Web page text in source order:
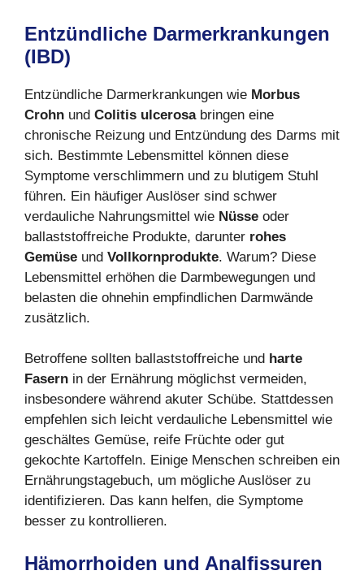
Entzündliche Darmerkrankungen
(IBD)
Entzündliche Darmerkrankungen wie Morbus
Crohn und Colitis ulcerosabringen eine
chronische Reizung und Entzündung des Darms mit
sich. Bestimmte Lebensmittel können diese
Symptome verschlimmern und zu blutigem Stuhl
führen. Ein häufiger Auslöser sind schwer
verdauliche Nahrungsmittel wie Nüsse oder
ballaststoffreiche Produkte, darunter rohes
Gemüse und Vollkornprodukte. Warum? Diese
Lebensmittel erhöhen die Darmbewegungen und
belasten die ohnehin empfindlichen Darmwände
zusätzlich.
Betroffene sollten ballaststoffreiche und harte
Fasern in der Ernährung möglichst vermeiden,
insbesondere während akuter Schübe. Stattdessen
empfehlen sich leicht verdauliche Lebensmittel wie
geschältes Gemüse, reife Früchte oder gut
gekochte Kartoffeln. Einige Menschen schreiben ein
Ernährungstagebuch, um mögliche Auslöser zu
identifizieren. Das kann helfen, die Symptome
besser zu kontrollieren.
Hämorrhoiden und Analfissuren